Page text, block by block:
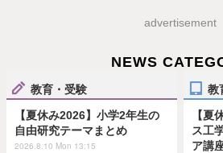
advertisement
NEWS
教育・受験
【夏休み2026】小学2年生の
自由研究テーマまとめ
2026.8.10 Mon 13:15
教
【夏
ス工
ア講